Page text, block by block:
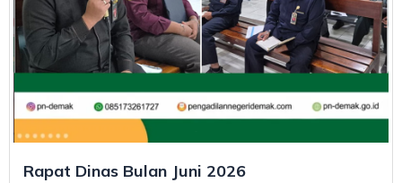
Rapat Dinas Bulan Juni 2026